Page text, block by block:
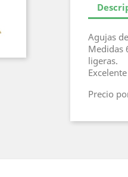
Agujas
Medidas
ligeras.
Precio